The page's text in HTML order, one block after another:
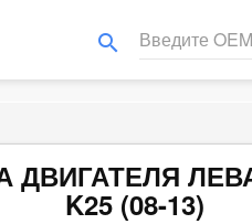
search
ДВИГАТЕЛЯ
K25 (08-13)